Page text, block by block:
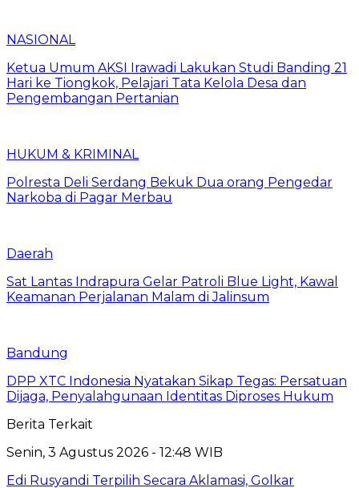
NASIONAL
Ketua Umum AKSI Irawadi Lakukan Studi Banding 21
Hari ke Tiongkok, Pelajari Tata Kelola Desa dan
Pengembangan Pertanian
HUKUM & KRIMINAL
Polresta Deli Serdang Bekuk Dua orang Pengedar
Narkoba di Pagar Merbau
Daerah
Sat Lantas Indrapura Gelar Patroli Blue Light, Kawal
Keamanan Perjalanan Malam di Jalinsum
Bandung
DPP XTC Indonesia Nyatakan Sikap Tegas: Persatuan
Dijaga, Penyalahgunaan Identitas Diproses Hukum
Berita Terkait
Senin, 3 Agustus 2026 - 12:48 WIB
Edi Rusyandi Terpilih Secara Aklamasi, Golkar